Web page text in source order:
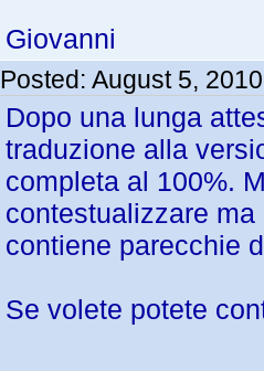
Giovanni
Posted: August 5,
Dopo una lunga
traduzione alla
completa al 100%.
contestualizzare
contiene parecchie
Se volete potete